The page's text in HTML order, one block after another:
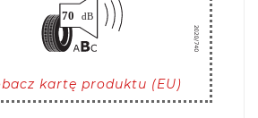
kartę produktu (EU)